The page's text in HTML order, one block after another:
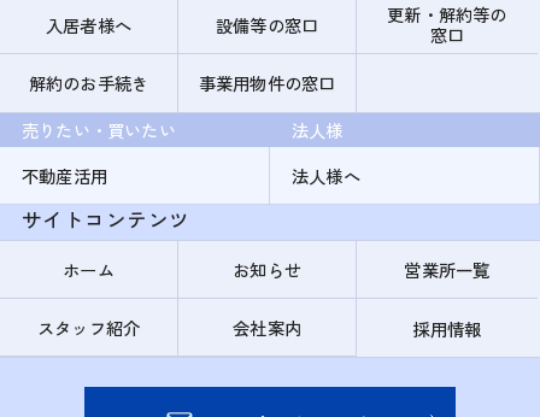
入居者様へ
設備等の窓口
更新・解約等の
窓口
解約のお手続き
事業用物件の窓口
売りたい・買いたい
不動産活用
法人様
法人様へ
サイトコンテンツ
ホーム お知らせ 営業所一覧
スタッフ紹介 会社案内 採用情報